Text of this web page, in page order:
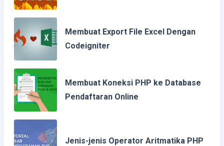
Membuat Export File Excel Dengan
Codeigniter
Membuat Koneksi PHP ke Database
Pendaftaran Online
Jenis-jenis Operator Aritmatika PHP